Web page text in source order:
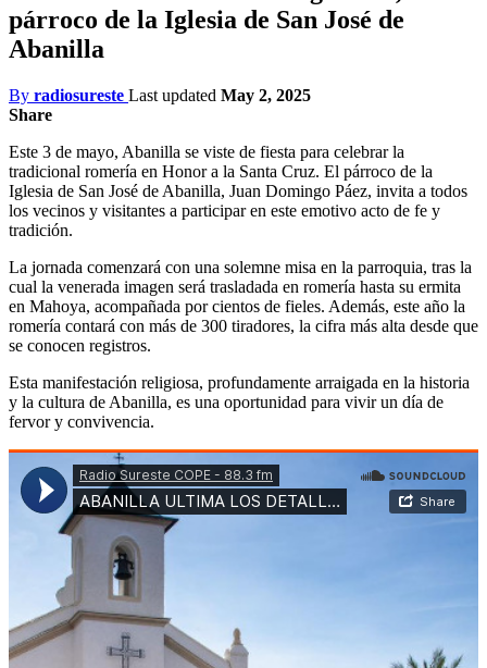
párroco de la Iglesia de San José de
Abanilla
By radiosureste Last updated May 2, 2025
Share
Este 3 de mayo, Abanilla se viste de fiesta para celebrar la
tradicional romería en Honor a la Santa Cruz. El párroco de la
Iglesia de San José de Abanilla, Juan Domingo Páez, invita a todos
los vecinos y visitantes a participar en este emotivo acto de fe y
tradición.
La jornada comenzará con una solemne misa en la parroquia, tras la
cual la venerada imagen será trasladada en romería hasta su ermita
en Mahoya, acompañada por cientos de fieles. Además, este año la
romería contará con más de 300 tiradores, la cifra más alta desde que
se conocen registros.
Esta manifestación religiosa, profundamente arraigada en la historia
y la cultura de Abanilla, es una oportunidad para vivir un día de
fervor y convivencia.